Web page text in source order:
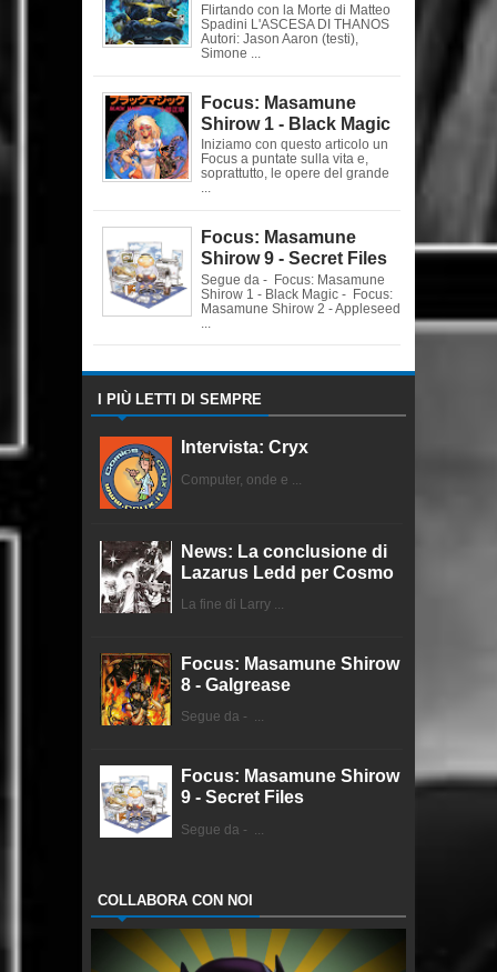
Flirtando con la Morte di Matteo
Spadini L'ASCESA DI THANOS
Autori: Jason Aaron (testi),
Simone ...
Focus: Masamune
Shirow 1 - Black Magic
Iniziamo con questo articolo un
Focus a puntate sulla vita e,
soprattutto, le opere del grande
Focus: Masamune
Shirow 9 - Secret Files
Segue da - Focus: Masamune
Shirow 1 - Black Magic - Focus:
Masamune Shirow 2 - Appleseed
I PIÙ LETTI DI SEMPRE
Intervista: Cryx
Computer, onde e ...
News: La conclusione di
Lazarus Ledd per Cosmo
La fine di Larry ...
Focus: Masamune Shirow
8 - Galgrease
Segue da - ...
Focus: Masamune Shirow
9 - Secret Files
Segue da - ...
COLLABORA CON NOI